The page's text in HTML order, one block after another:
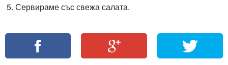
Сервираме със свежа салата.